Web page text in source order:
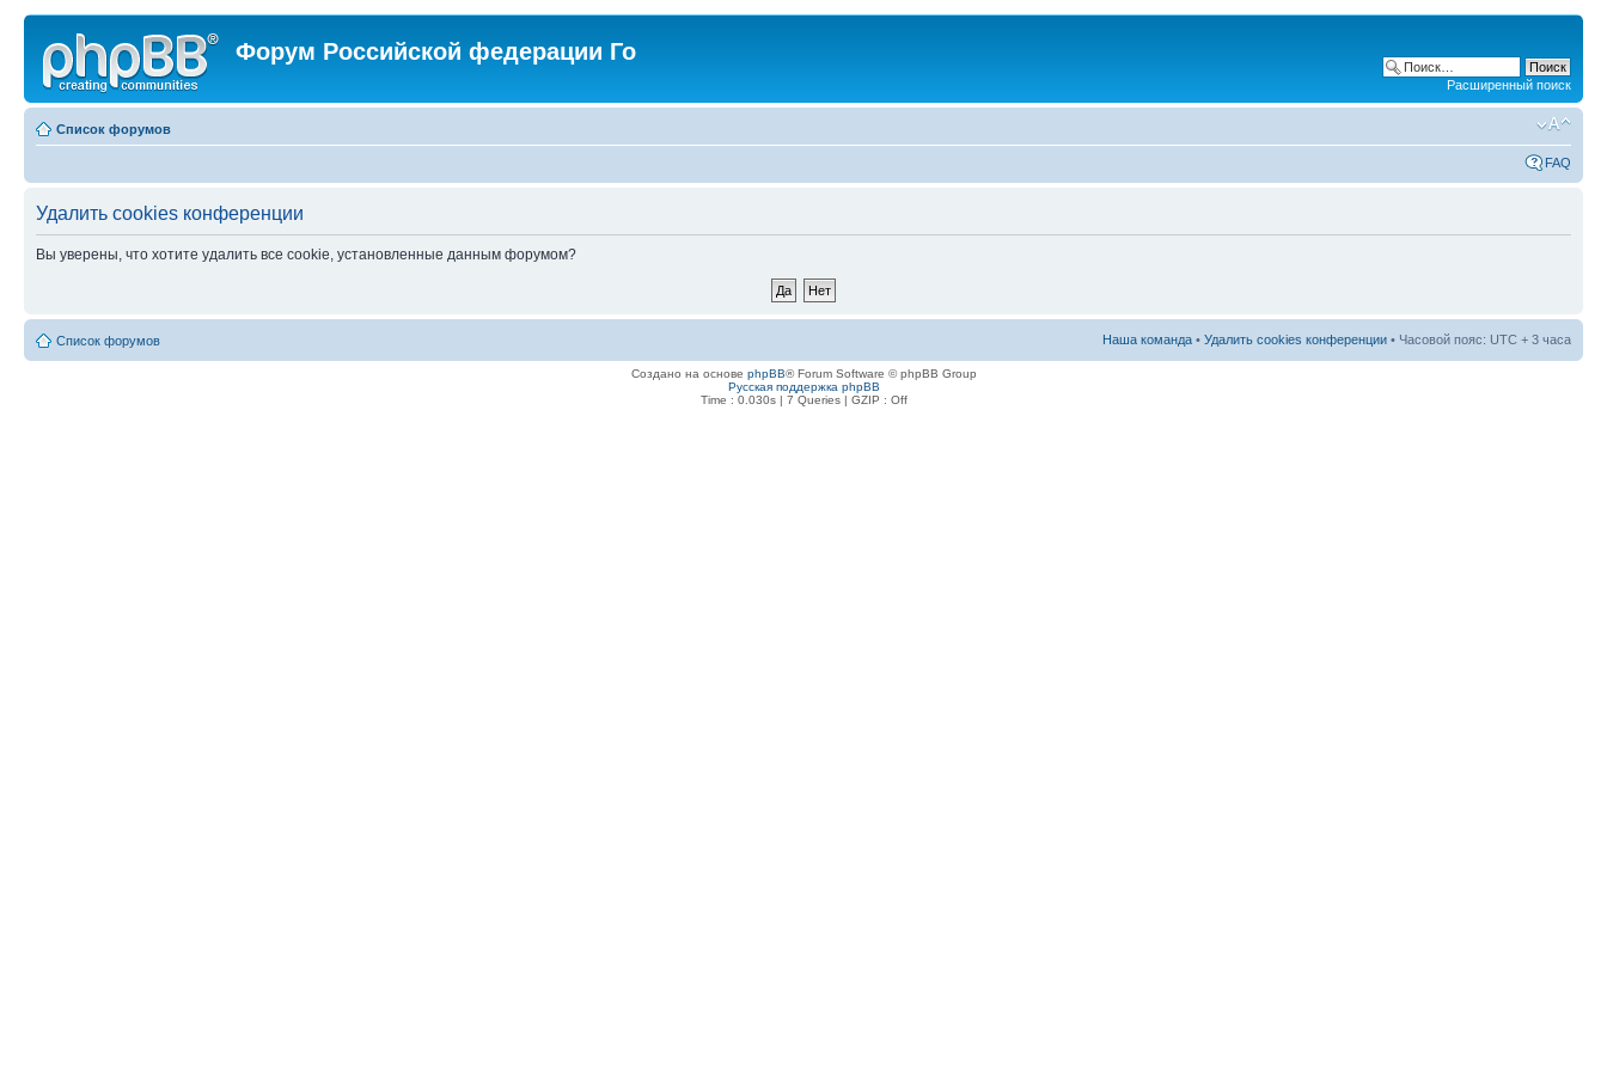
Форум Российской федерации Го
Расширенный поиск
Список форумов
FAQ
Удалить cookies конференции
Вы уверены, что хотите удалить все cookie, установленные данным форумом?
Список форумов Наша команда • Удалить cookies конференции • Часовой пояс: UTC + 3 часа
Создано на основе phpBB® Forum Software © phpBB Group
Русская поддержка phpBB
Time : 0.030s | 7 Queries | GZIP : Off